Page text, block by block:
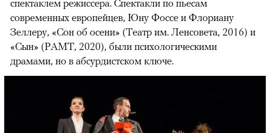
спектаклем режиссера. Спектакли по пьесам
современных европейцев, Юну Фоссе и Флориану
Зеллеру, «Сон об осени» (Театр им. Ленсовета, 2016) и
«Сын» (РАМТ, 2020), были психологическими
драмами, но в абсурдистском ключе.